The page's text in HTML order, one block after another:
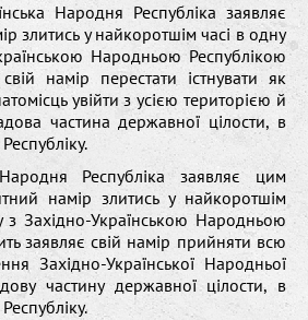
Народня Республіка заявляє
злитись у найкоротшім часі в одну
Народньою Республікою
намір перестати істнувати як
увійти з усією територією й
частина державної цілости, в
Республіка заявляє цим
намір злитись у найкоротшім
з Західно-Українською Народньою
заявляє свій намір прийняти всю
Західно-Української Народньої
частину державної цілости, в